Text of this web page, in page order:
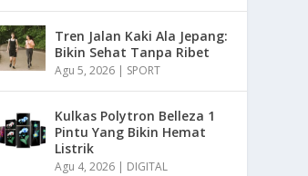
Tren Jalan Kaki Ala Jepang:
Bikin Sehat Tanpa Ribet
Agu 5, 2026 | SPORT
Kulkas Polytron Belleza 1
Pintu Yang Bikin Hemat
Listrik
Agu 4, 2026 | DIGITAL